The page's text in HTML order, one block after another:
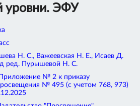
уровни. ЭФУ
Н. С., Важеевская Н. Е., Исаев Д.
ред. Пурышевой Н. С.
№ 2 к приказу
№ 495 (с учетом 768, 973)